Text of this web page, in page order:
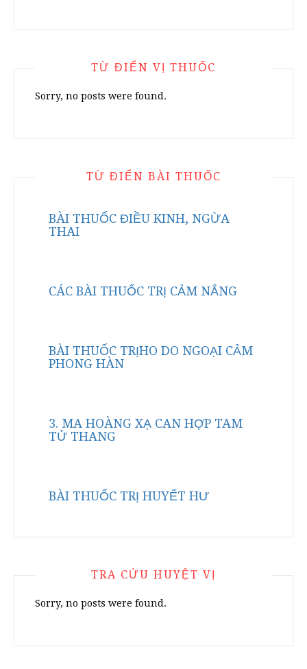
TỪ ĐIỂN VỊ THUỐC
Sorry, no posts were found.
TỪ ĐIỂN BÀI THUỐC
BÀI THUỐC ĐIỀU KINH, NGỪA
THAI
CÁC BÀI THUỐC TRỊ CẢM NẮNG
BÀI THUỐC TRỊHO DO NGOẠI CẢM
PHONG HÀN
3. MA HOÀNG XẠ CAN HỢP TAM
TỬ THANG
BÀI THUỐC TRỊ HUYẾT HƯ
TRA CỨU HUYỆT VỊ
Sorry, no posts were found.